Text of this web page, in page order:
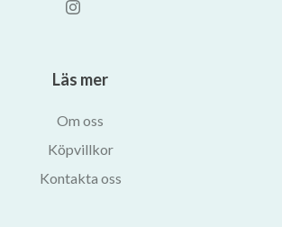
Läs mer
Om oss
Köpvillkor
Kontakta oss